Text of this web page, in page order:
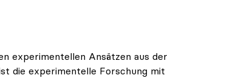
experimentellen Ansätzen aus der
die experimentelle Forschung mit